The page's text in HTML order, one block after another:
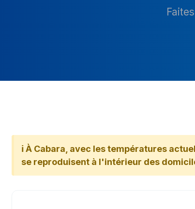
ℹ️ À Cabara, avec les températures
se reproduisent à l'intérieur des